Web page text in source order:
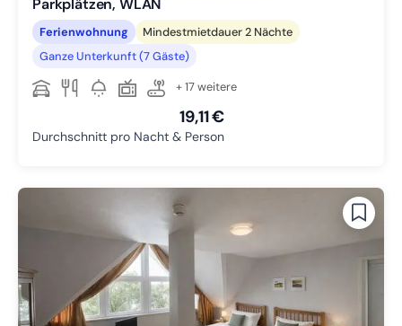
Parkplätzen, WLAN
Ferienwohnung
Mindestmietdauer 2 Nächte
Ganze Unterkunft (7 Gäste)
+ 17 weitere
19,11 €
Durchschnitt pro Nacht & Person